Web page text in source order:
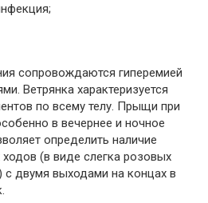
сопровождаются гиперемией
Ветрянка характеризуется
по всему телу. Прыщи при
в вечернее и ночное
определить наличие
(в виде слегка розовых
с двумя выходами на концах в